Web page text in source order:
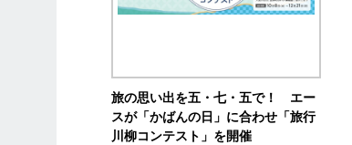
旅の思い出を五・七・五で！ エー
スが「かばんの日」に合わせ「旅行
川柳コンテスト」を開催